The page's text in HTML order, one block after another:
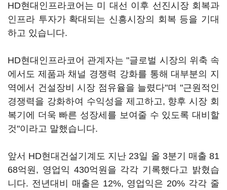
HD현대인프라코어는 미 대선 이후 선진시장 회복과
인프라 투자가 확대되는 신흥시장의 회복 등을 기대
하고 있습니다.
HD현대인프라코어 관계자는 "글로벌 시장의 위축 속
에서도 제품과 채널 경쟁력 강화를 통해 대부분의 지
역에서 건설장비 시장 점유율을 늘렸다"며 "근원적인
경쟁력을 강화하여 수익성을 제고하고, 향후 시장 회
복기에 더욱 빠른 성장세를 보여줄 수 있도록 대비할
것"이라고 말했습니다.
앞서 HD현대건설기계도 지난 23일 올 3분기 매출 81
68억원, 영업익 430억원을 각각 기록했다고 밝혔습
니다. 전년대비 매출은 12%, 영업익은 20% 각각 줄